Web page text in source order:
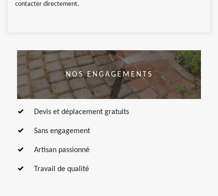
contacter directement.
NOS ENGAGEMENTS
Devis et déplacement gratuits
Sans engagement
Artisan passionné
Travail de qualité